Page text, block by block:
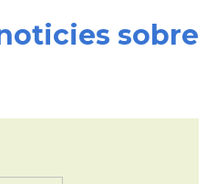
sobre